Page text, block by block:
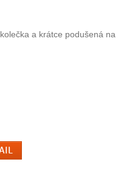
a krátce podušená na